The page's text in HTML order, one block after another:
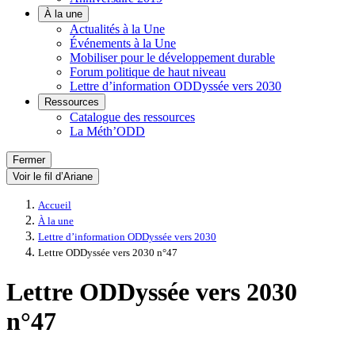
À la une
Actualités à la Une
Événements à la Une
Mobiliser pour le développement durable
Forum politique de haut niveau
Lettre d’information ODDyssée vers 2030
Ressources
Catalogue des ressources
La Méth’ODD
Fermer
Voir le fil d’Ariane
Accueil
À la une
Lettre d’information ODDyssée vers 2030
Lettre ODDyssée vers 2030 n°47
Lettre ODDyssée vers 2030
n°47